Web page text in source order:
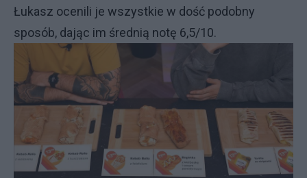
Łukasz ocenili je wszystkie w dość podobny
sposób, dając im średnią notę 6,5/10.